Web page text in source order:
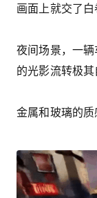
画面上就交了白
夜间场景，一
的光影流转极其
金属和玻璃的质